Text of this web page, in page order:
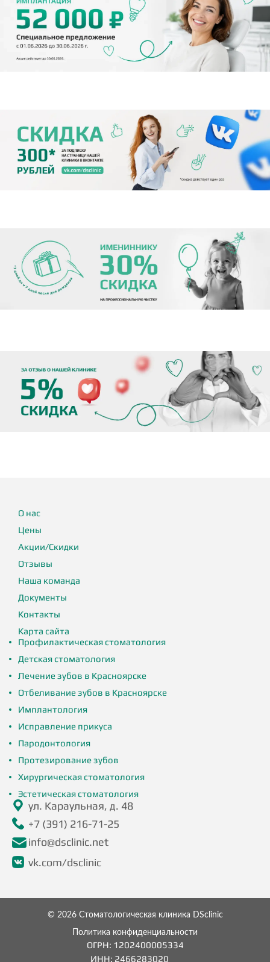
О нас
Цены
Акции/Скидки
Отзывы
Наша команда
Документы
Контакты
Карта сайта
Профилактическая стоматология
Детская стоматология
Лечение зубов в Красноярске
Отбеливание зубов в Красноярске
Имплантология
Исправление прикуса
Пародонтология
Протезирование зубов
Хирургическая стоматология
Эстетическая стоматология
ул. Караульная, д. 48
+7 (391) 216-71-25
info@dsclinic.net
vk.com/dsclinic
© 2026 Стоматологическая клиника DSclinic
Политика конфиденциальности
ОГРН: 1202400005334
ИНН: 2466283020